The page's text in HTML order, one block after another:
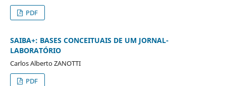
PDF
SAIBA+: BASES CONCEITUAIS DE UM JORNAL-
LABORATÓRIO
Carlos Alberto ZANOTTI
PDF